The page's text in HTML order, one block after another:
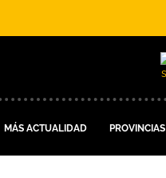
MÁS ACTUALIDAD PROVINCIAS